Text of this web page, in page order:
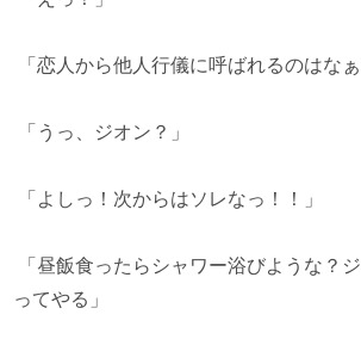
「恋人から他人行儀に呼ばれるのはなぁ
「うっ、ジオン？」
「よしっ！次からはソレなっ！！」
「昼飯食ったらシャワー浴びような？
ってやる」